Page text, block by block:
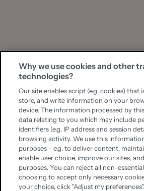
Why we use cookies and other
technologies?
Our site enables script (e.g. cookies) that
store, and write information on your
device. The information processed by
data relating to you which may include
identifiers (e.g. IP address and session
browsing activity. We use this
purposes - e.g. to deliver content,
enable user choice, improve our sites,
purposes. You can reject all non-
choosing to accept only necessary
your choice, click "Adjust my